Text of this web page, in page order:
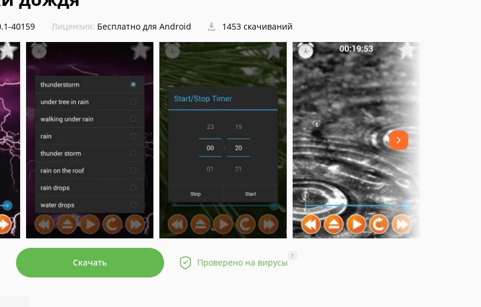
40159 Лицензия: Бесплатно для Android 1453 скачиваний
Скачать Проверено на вирусы
?